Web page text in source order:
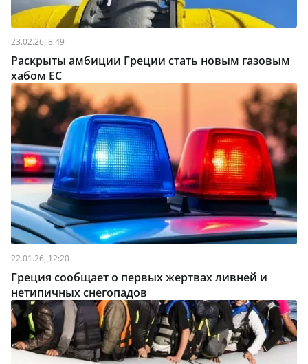
23.02.26, 8:49
Раскрыты амбиции Греции стать новым газовым
хабом ЕС
22.01.26, 12:20
Греция сообщает о первых жертвах ливней и
нетипичных снегопадов